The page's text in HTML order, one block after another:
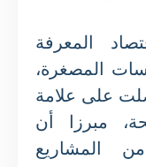
المعرفة
المصغرة،
حصلت على علامة
مبرزا أن
المشاريع